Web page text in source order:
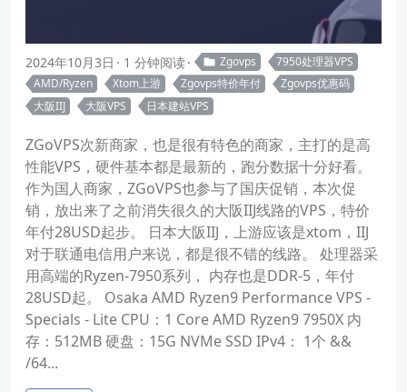
2024年10月3日 1 分钟阅读 Zgovps
7950处理器VPS
AMD/Ryzen
Xtom上游 Zgovps特价年付
Zgovps优惠码
大阪IIJ
大阪VPS 日本建站VPS
ZGoVPS次新商家，也是很有特色的商家，主打的是高
性能VPS，硬件基本都是最新的，跑分数据十分好看。
作为国人商家，ZGoVPS也参与了国庆促销，本次促
销，放出来了之前消失很久的大阪IIJ线路的VPS，特价
年付28USD起步。 日本大阪IIJ，上游应该是xtom，IIJ
对于联通电信用户来说，都是很不错的线路。 处理器采
用高端的Ryzen-7950系列， 内存也是DDR-5，年付
28USD起。 Osaka AMD Ryzen9 Performance VPS -
Specials - Lite CPU：1 Core AMD Ryzen9 7950X 内
存：512MB 硬盘：15G NVMe SSD IPv4： 1个 &&
/64...